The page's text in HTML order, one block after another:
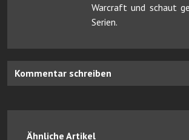
Warcraft und schaut
Serien.
Kommentar schreiben
Ähnliche Artikel